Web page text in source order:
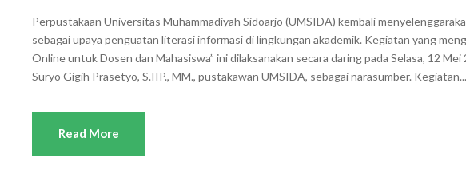
Perpustakaan Universitas Muhammadiyah Sidoarjo (UMSIDA) kembali
sebagai upaya penguatan literasi informasi di lingkungan akademik. Kegiatan yang
Online untuk Dosen dan Mahasiswa” ini dilaksanakan secara daring pada Selasa, 12
Suryo Gigih Prasetyo, S.IIP., MM., pustakawan UMSIDA, sebagai narasumber. Kegiatan...
Read More